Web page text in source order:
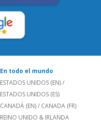
ESTADOS UNIDOS (EN)
ESTADOS UNIDOS (ES)
CANADÁ (EN)/CANADA (FR)
REINO UNIDO & IRLANDA
AUSTRALIA & NZ